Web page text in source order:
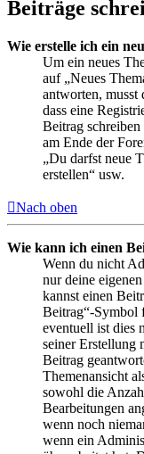
Beiträge
Wie erstelle ich ein
Um ein neues
auf „Neues
antworten, musst
dass eine
Beitrag
am Ende der
„Du darfst neue
erstellen“ usw.
Nach oben
Wie kann ich einen
Wenn du nicht
nur deine
kannst einen
Beitrag“-Symbol
eventuell ist dies
seiner Erstellung
Beitrag
Themenansicht
sowohl die
Bearbeitungen
wenn noch
wenn ein